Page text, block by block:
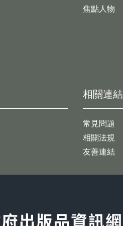
焦點人物
相關連結
常見問題
相關法規
友善連結